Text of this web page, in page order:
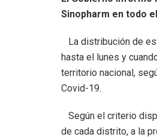
Sinopharm en todo
La distribución de
hasta el lunes y
territorio nacional,
Covid-19.
Según el criterio
de cada distrito, a la